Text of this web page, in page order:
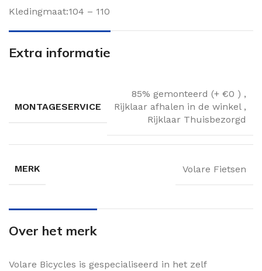
Kledingmaat:104 – 110
Extra informatie
MONTAGESERVICE
85% gemonteerd (+ €0 ) ,
Rijklaar afhalen in de winkel ,
Rijklaar Thuisbezorgd
MERK Volare Fietsen
Over het merk
Volare Bicycles is gespecialiseerd in het zelf